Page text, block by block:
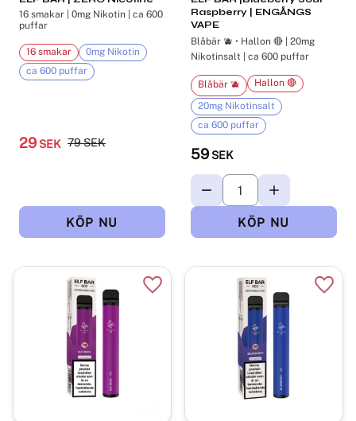
16 smakar | 0mg Nikotin | ca 600
puffar
29 SEK 79SEK
16 smakar
0mg Nikotin
ca 600 puffar
Raspberry | ENGÅNGS
VAPE
Blåbär 🫐 • Hallon 🔴 | 20mg
Nikotinsalt | ca 600 puffar
59 SEK
Blåbär 🫐 Hallon 🔴
20mg Nikotinsalt
ca 600 puffar
Lägg till i favoriter